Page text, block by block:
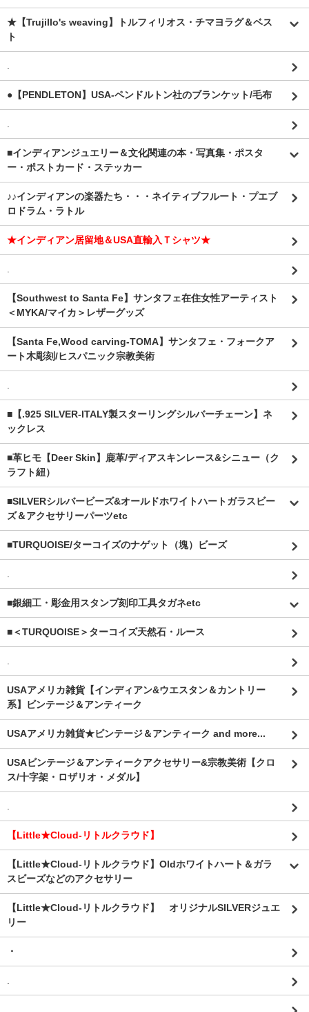
★【Trujillo's weaving】トルフィリオス・チマヨラグ＆ベス
ト
.
●【PENDLETON】USA-ペンドルトン社のブランケット/毛布
.
■インディアンジュエリー＆文化関連の本・写真集・ポスタ
ー・ポストカード・ステッカー
♪♪インディアンの楽器たち・・・ネイティブフルート・プエブ
ロドラム・ラトル
★インディアン居留地＆USA直輸入Ｔシャツ★
.
【Southwest to Santa Fe】サンタフェ在住女性アーティスト
＜MYKA/マイカ＞レザーグッズ
【Santa Fe,Wood carving-TOMA】サンタフェ・フォークア
ート木彫刻/ヒスパニック宗教美術
.
■【.925 SILVER-ITALY製スターリングシルバーチェーン】ネ
ックレス
■革ヒモ【Deer Skin】鹿革/ディアスキンレース&シニュー（ク
ラフト紐）
■SILVERシルバービーズ&オールドホワイトハートガラスビー
ズ＆アクセサリーパーツetc
■TURQUOISE/ターコイズのナゲット（塊）ビーズ
.
■銀細工・彫金用スタンプ刻印工具タガネetc
■＜TURQUOISE＞ターコイズ天然石・ルース
.
USAアメリカ雑貨【インディアン&ウエスタン＆カントリー
系】ビンテージ＆アンティーク
USAアメリカ雑貨★ビンテージ＆アンティーク and more...
USAビンテージ＆アンティークアクセサリー&宗教美術【クロ
ス/十字架・ロザリオ・メダル】
.
【Little★Cloud-リトルクラウド】
【Little★Cloud-リトルクラウド】Oldホワイトハート＆ガラ
スビーズなどのアクセサリー
【Little★Cloud-リトルクラウド】 オリジナルSILVERジュエ
リー
・
.
.